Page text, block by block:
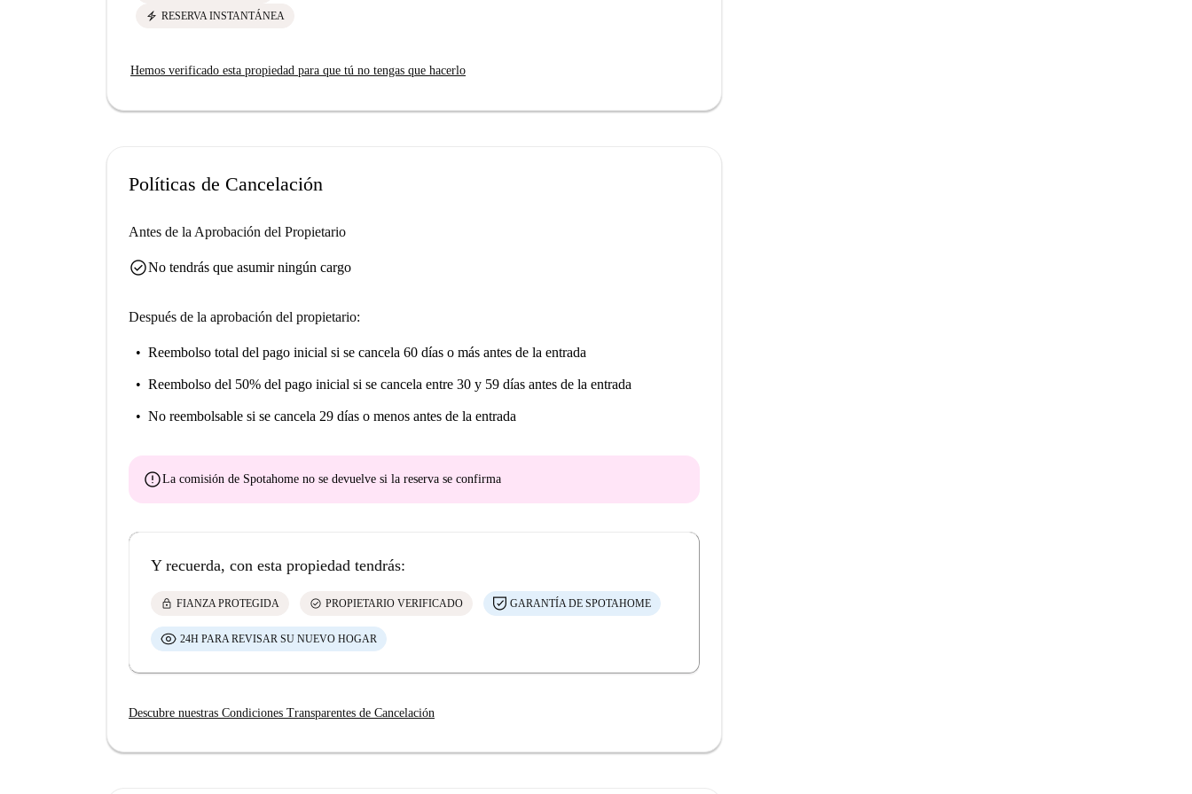
electric_bolt RESERVA INSTANTÁNEA
Hemos verificado esta propiedad para que tú no tengas que hacerlo
Políticas de Cancelación
Antes de la Aprobación del Propietario
check_circleNo tendrás que asumir ningún cargo
Después de la aprobación del propietario:
Reembolso total del pago inicial si se cancela 60 días o más antes de la entrada
Reembolso del 50% del pago inicial si se cancela entre 30 y 59 días antes de la entrada
No reembolsable si se cancela 29 días o menos antes de la entrada
errorLa comisión de Spotahome no se devuelve si la reserva se confirma
Y recuerda, con esta propiedad tendrás:
lock FIANZA PROTEGIDA check_circle PROPIETARIO VERIFICADO GARANTÍA DE SPOTAHOME
24H PARA REVISAR SU NUEVO HOGAR
Descubre nuestras Condiciones Transparentes de Cancelación